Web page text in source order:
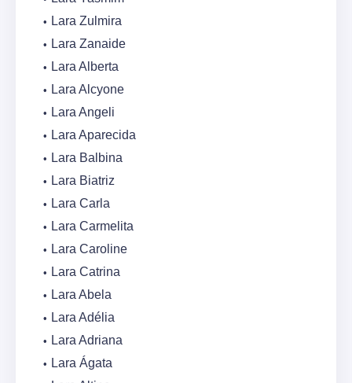
Lara Zulmira
Lara Zanaide
Lara Alberta
Lara Alcyone
Lara Angeli
Lara Aparecida
Lara Balbina
Lara Biatriz
Lara Carla
Lara Carmelita
Lara Caroline
Lara Catrina
Lara Abela
Lara Adélia
Lara Adriana
Lara Ágata